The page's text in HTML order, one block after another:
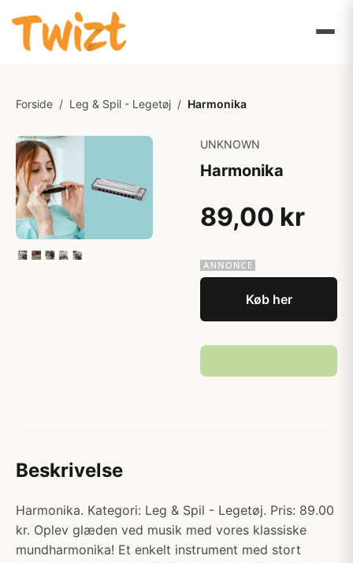
Forside / Leg & Spil - Legetøj / Harmonika
UNKNOWN
Harmonika
89,00 kr
Køb her
Beskrivelse
Harmonika. Kategori: Leg & Spil - Legetøj. Pris: 89.00
kr. Oplev glæden ved musik med vores klassiske
mundharmonika! Et enkelt instrument med stort